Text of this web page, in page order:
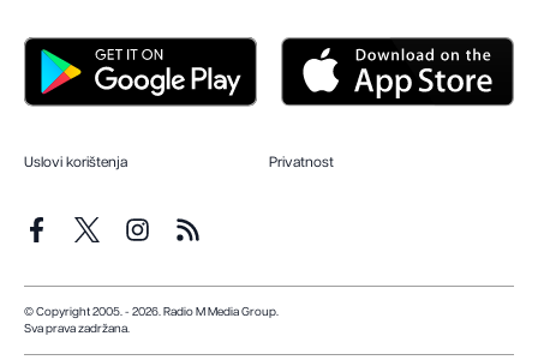
Uslovi korištenja Privatnost
© Copyright 2005. - 2026. Radio M Media Group.
Sva prava zadržana.